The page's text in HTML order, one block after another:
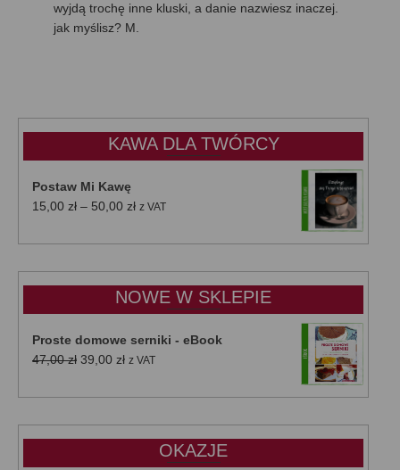
wyjdą trochę inne kluski, a danie nazwiesz inaczej.
jak myślisz? M.
KAWA DLA TWÓRCY
Postaw Mi Kawę
15,00 zł – 50,00 złZakres
od
do
50,00 zł
z VAT
NOWE W SKLEPIE
Proste domowe serniki - eBook
47,00zł Pierwotna
wynosiła:
39,00 złAktualna
wynosi:
z VAT
OKAZJE